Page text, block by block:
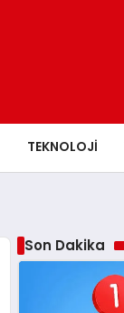
TEKNOLOJI
Son Dakika